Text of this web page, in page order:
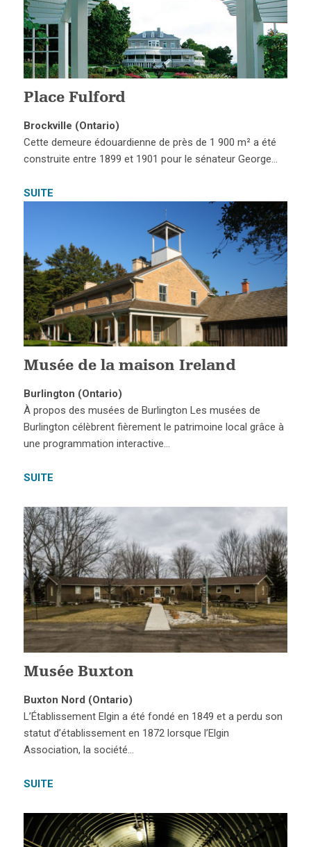
Place Fulford
Brockville (Ontario)
Cette demeure édouardienne de près de 1 900 m² a été
construite entre 1899 et 1901 pour le sénateur George…
SUITE
Musée de la maison Ireland
Burlington (Ontario)
À propos des musées de Burlington Les musées de
Burlington célèbrent fièrement le patrimoine local grâce à
une programmation interactive…
SUITE
Musée Buxton
Buxton Nord (Ontario)
L’Établissement Elgin a été fondé en 1849 et a perdu son
statut d’établissement en 1872 lorsque l’Elgin
Association, la société…
SUITE